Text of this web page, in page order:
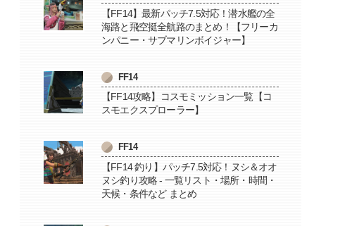
【FF14】最新パッチ7.5対応！潜水艦の全
海路と飛空挺全航路のまとめ！【フリーカ
ンパニー・サブマリンボイジャー】
FF14
【FF14攻略】コスモミッション一覧【コ
スモエクスプローラー】
FF14
【FF14 釣り】パッチ7.5対応！ヌシ＆オオ
ヌシ釣り攻略 - 一覧リスト・場所・時間・
天候・条件など まとめ